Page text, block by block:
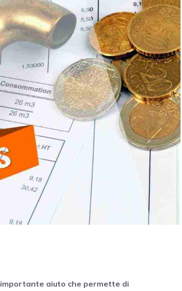
aiuto che permette di